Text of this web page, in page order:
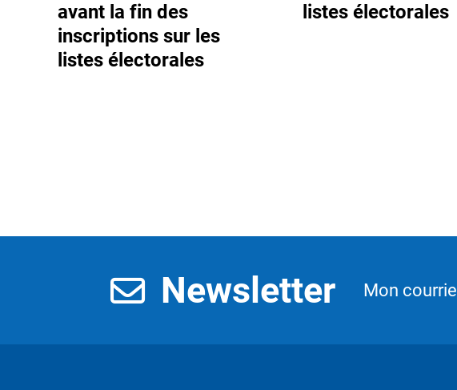
avant la fin des
inscriptions sur les
listes électorales
listes électorales
Newsletter Mon courriel